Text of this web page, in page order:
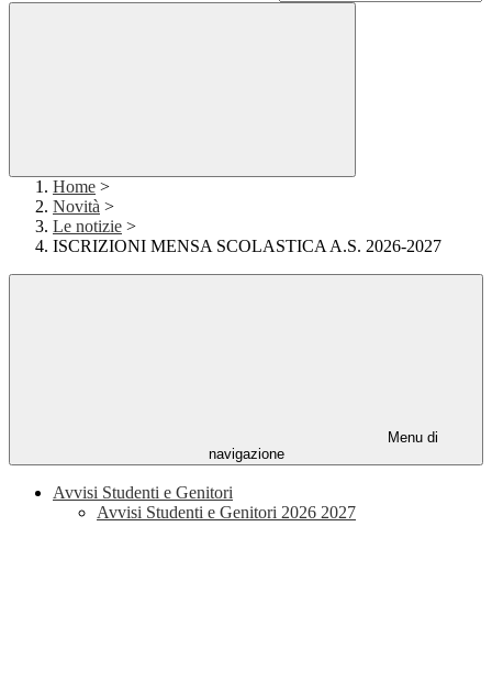
Home >
Novità >
Le notizie >
ISCRIZIONI MENSA SCOLASTICA A.S. 2026-2027
Menu di
navigazione
Avvisi Studenti e Genitori
Avvisi Studenti e Genitori 2026 2027